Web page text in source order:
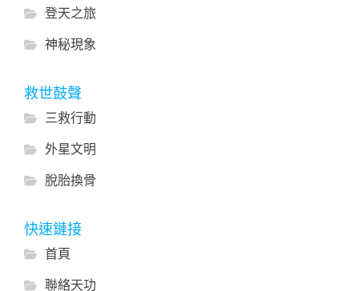
登天之旅
神秘現象
救世鼓聲
三救行動
外星文明
脫胎換骨
快速鏈接
首頁
聯絡天功